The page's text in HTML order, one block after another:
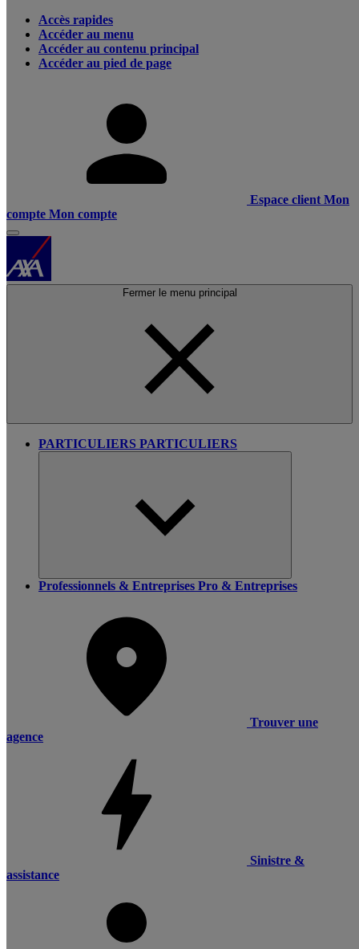
Accès rapides
Accéder au menu
Accéder au contenu principal
Accéder au pied de page
Espace client Mon
compte Mon compte
Fermer le menu principal
PARTICULIERS PARTICULIERS
Professionnels & Entreprises Pro & Entreprises
Trouver une
agence
Sinistre &
assistance